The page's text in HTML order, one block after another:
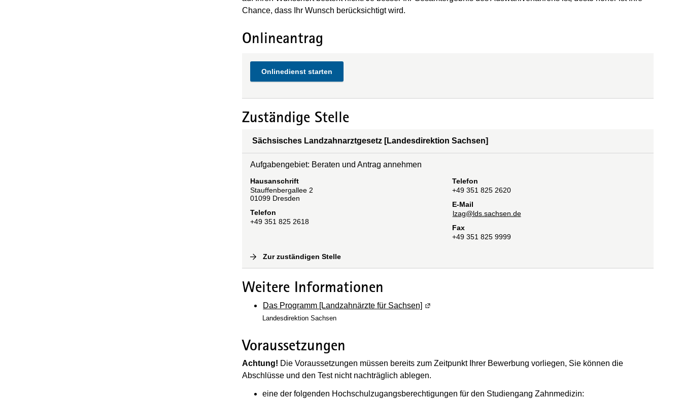
Chance, dass Ihr Wunsch berücksichtigt wird.
Onlineantrag
Onlinedienst starten
Zuständige Stelle
Sächsisches Landzahnarztgesetz [Landesdirektion Sachsen]
Aufgabengebiet: Beraten und Antrag annehmen
Hausanschrift
Stauffenbergallee 2
01099 Dresden
Telefon
+49 351 825 2618
Telefon
+49 351 825 2620
E-Mail
lzag@lds.sachsen.de
Fax
+49 351 825 9999
Zur zuständigen Stelle
Weitere Informationen
Das Programm [Landzahnärzte für Sachsen] (Wird in einem neuen Fenster geöffnet)
Landesdirektion Sachsen
Voraussetzungen
Achtung! Die Voraussetzungen müssen bereits zum Zeitpunkt Ihrer Bewerbung vorliegen, Sie können die
Abschlüsse und den Test nicht nachträglich ablegen.
eine der folgenden Hochschulzugangsberechtigungen für den Studiengang Zahnmedizin: